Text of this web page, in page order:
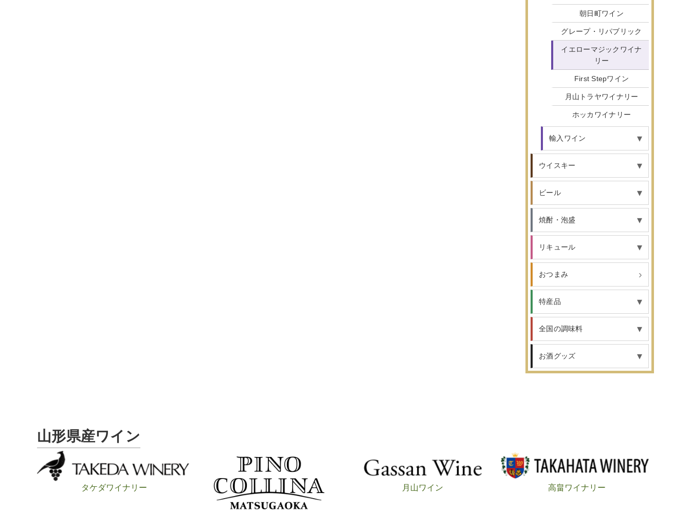
朝日町ワイン
グレープ・リパブリック
イエローマジックワイナ
リー
First Stepワイン
月山トラヤワイナリー
ホッカワイナリー
輸入ワイン
ウイスキー
ビール
焼酎・泡盛
リキュール
おつまみ
特産品
全国の調味料
お酒グッズ
山形県産ワイン
タケダワイナリー 月山ワイン 高畠ワイナリー